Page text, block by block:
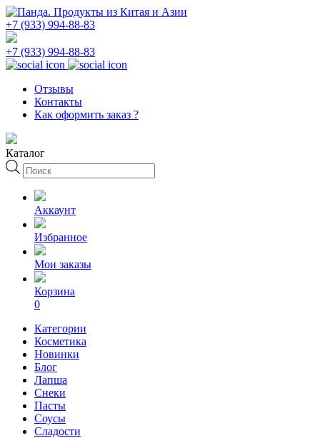
+7 (933) 994-88-83
+7 (933) 994-88-83
Отзывы
Контакты
Как оформить заказ ?
Каталог
Поиск
товаров
Аккаунт
Избранное
Мои заказы
Корзина
0
Категории
Косметика
Новинки
Блог
Лапша
Снеки
Пасты
Соусы
Сладости